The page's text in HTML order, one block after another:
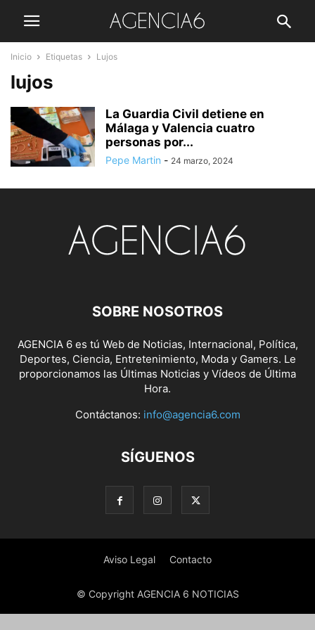
Inicio Etiquetas Lujos
lujos
La Guardia Civil detiene en
Málaga y Valencia cuatro
personas por...
Pepe Martin - 24 marzo, 2024
SOBRE NOSOTROS
AGENCIA 6 es tú Web de Noticias, Internacional, Política,
Deportes, Ciencia, Entretenimiento, Moda y Gamers. Le
proporcionamos las Últimas Noticias y Vídeos de Última
Hora.
Contáctanos: info@agencia6.com
SÍGUENOS
Aviso Legal Contacto
© Copyright AGENCIA 6 NOTICIAS